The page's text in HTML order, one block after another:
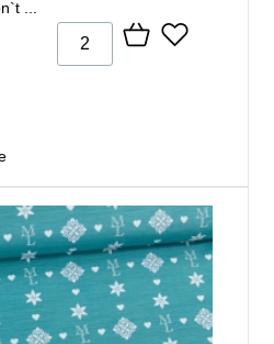
...